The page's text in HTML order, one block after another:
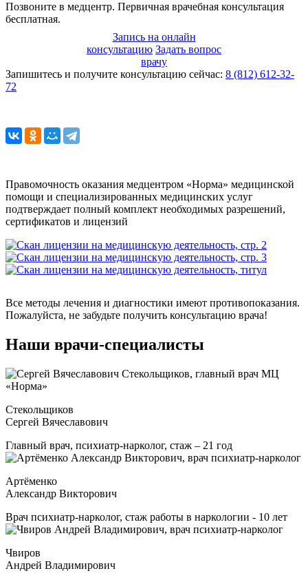
Позвоните в медцентр. Первичная врачебная консультация
бесплатная.
Запись на онлайн
консультацию Задать вопрос
врачу
Запишитесь и получите консультацию сейчас: 8 (812) 612-32-
72
Правомочность оказания медцентром «Норма» медицинской
помощи и специализированных медицинских услуг
подтверждает полный комплект необходимых разрешений,
сертификатов и лицензий
Все методы лечения и диагностики имеют противопоказания.
Пожалуйста, не забудьте получить консультацию врача!
Наши врачи-специалисты
Стекольщиков
Сергей Вячеславович
Главный врач, психиатр-нарколог, стаж – 21 год
Артёменко
Александр Викторович
Врач психиатр-нарколог, стаж работы в наркологии - 10 лет
Чвиров
Андрей Владимирович